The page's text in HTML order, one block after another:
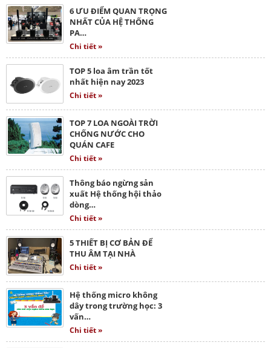
6 ƯU ĐIỂM QUAN TRỌNG
NHẤT CỦA HỆ THỐNG
PA…
Chi tiết »
TOP 5 loa âm trần tốt
nhất hiện nay 2023
Chi tiết »
TOP 7 LOA NGOÀI TRỜI
CHỐNG NƯỚC CHO
QUÁN CAFE
Chi tiết »
Thông báo ngừng sản
xuất Hệ thống hội thảo
dòng…
Chi tiết »
5 THIẾT BỊ CƠ BẢN ĐỂ
THU ÂM TẠI NHÀ
Chi tiết »
Hệ thống micro không
dây trong trường học: 3
vấn…
Chi tiết »